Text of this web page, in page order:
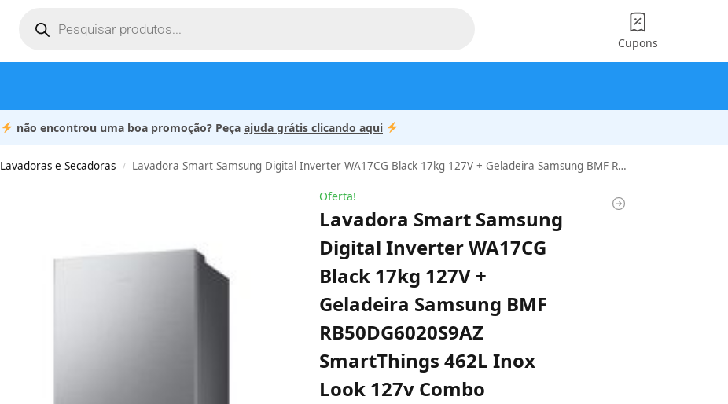
Cupons
não encontrou uma boa promoção? Peça ajuda grátis clicando aqui
Lavadoras e Secadoras / Lavadora Smart Samsung Digital Inverter WA17CG Black 17kg 127V + Geladeira Samsung BMF RB50DG6020S9AZ SmartThings 462L Inox Look 127v Combo
Oferta!
Lavadora Smart Samsung
Digital Inverter WA17CG
Black 17kg 127V +
Geladeira Samsung BMF
RB50DG6020S9AZ
SmartThings 462L Inox
Look 127v Combo